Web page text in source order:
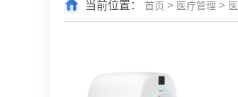
当前位置： 首页 > 医疗管理 >